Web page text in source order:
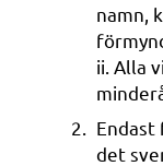
namn,
ii. Alla
Endast
det